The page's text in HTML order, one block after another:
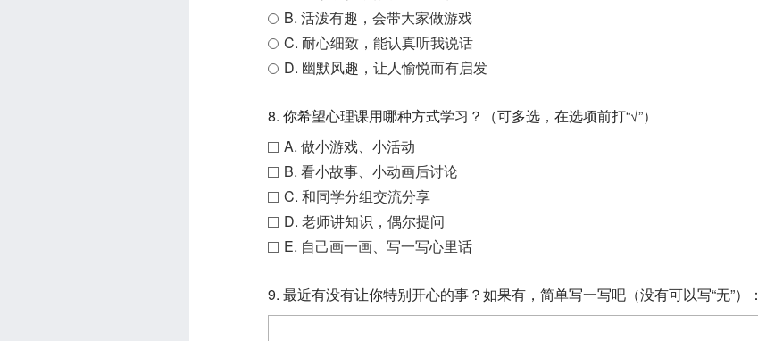
B. 活泼有趣，会带大家做游戏
C. 耐心细致，能认真听我说话
D. 幽默风趣，让人愉悦而有启发
8. 你希望心理课用哪种方式学习？（可多选，在选项前打“√”）
A. 做小游戏、小活动
B. 看小故事、小动画后讨论
C. 和同学分组交流分享
D. 老师讲知识，偶尔提问
E. 自己画一画、写一写心里话
9. 最近有没有让你特别开心的事？如果有，简单写一写吧（没有可以写“无”）：